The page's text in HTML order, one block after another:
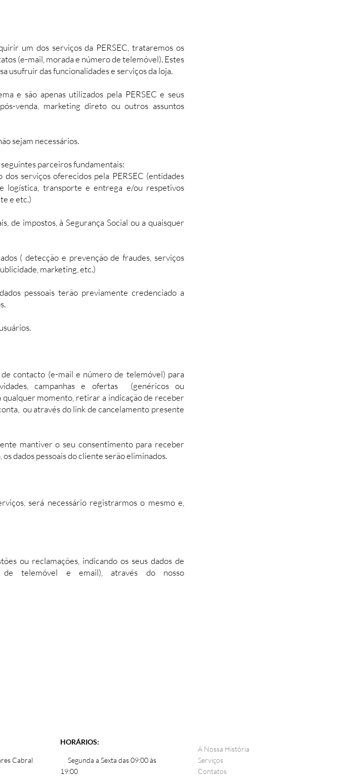
um dos serviços da PERSEC, trataremos os
(e-mail, morada e número de telemóvel). Estes
usufruir das funcionalidades e serviços da loja.
e são apenas utilizados pela PERSEC e seus
venda, marketing direto ou outros assuntos
sejam necessários.
parceiros fundamentais:
serviços oferecidos pela PERSEC (entidades
logística, transporte e entrega e/ou respetivos
e etc.)
de impostos, à Segurança Social ou a quaisquer
( detecção e prevenção de fraudes, serviços
marketing, etc.)
pessoais terão previamente credenciado a
contacto (e-mail e número de telemóvel) para
campanhas e ofertas (genéricos ou
momento, retirar a indicação de receber
ou através do link de cancelamento presente
mantiver o seu consentimento para receber
dados pessoais do cliente serão eliminados.
será necessário registrarmos o mesmo e,
ou reclamações, indicando os seus dados de
telemóvel e email), através do nosso
Cabral
HORÁRIOS:
​ Segunda a Sexta das 09:00 às
19:00
A Nossa História
Serviços
Contatos